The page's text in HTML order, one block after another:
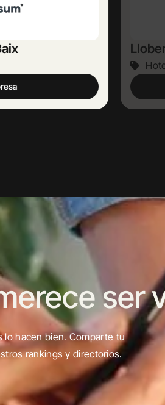
Hoteles
ser
lo hacen bien. Comparte tu
rankings y directorios.